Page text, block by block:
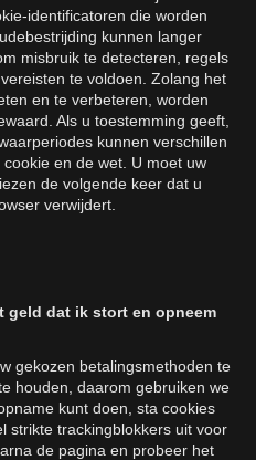
identificatoren die worden
kunnen langer
misbruik te detecteren, regels
te voldoen. Zolang het
en te verbeteren, worden
Als u toestemming geeft,
kunnen verschillen
en de wet. U moet uw
de volgende keer dat u
verwijdert.
geld dat ik stort en opneem
gekozen betalingsmethoden te
houden, daarom gebruiken we
kunt doen, sta cookies
strikte trackingblokkers uit voor
de pagina en probeer het